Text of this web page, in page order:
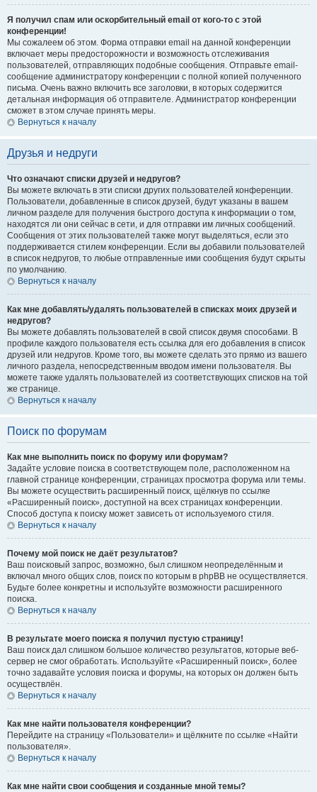
Я получил спам или оскорбительный email от кого-то с этой
конференции!
Мы сожалеем об этом. Форма отправки email на данной конференции
включает меры предосторожности и возможность отслеживания
пользователей, отправляющих подобные сообщения. Отправьте email-
сообщение администратору конференции с полной копией полученного
письма. Очень важно включить все заголовки, в которых содержится
детальная информация об отправителе. Администратор конференции
сможет в этом случае принять меры.
Вернуться к началу
Друзья и недруги
Что означают списки друзей и недругов?
Вы можете включать в эти списки других пользователей конференции.
Пользователи, добавленные в список друзей, будут указаны в вашем
личном разделе для получения быстрого доступа к информации о том,
находятся ли они сейчас в сети, и для отправки им личных сообщений.
Сообщения от этих пользователей также могут выделяться, если это
поддерживается стилем конференции. Если вы добавили пользователей
в список недругов, то любые отправленные ими сообщения будут скрыты
по умолчанию.
Вернуться к началу
Как мне добавлять/удалять пользователей в списках моих друзей и
недругов?
Вы можете добавлять пользователей в свой список двумя способами. В
профиле каждого пользователя есть ссылка для его добавления в список
друзей или недругов. Кроме того, вы можете сделать это прямо из вашего
личного раздела, непосредственным вводом имени пользователя. Вы
можете также удалять пользователей из соответствующих списков на той
же странице.
Вернуться к началу
Поиск по форумам
Как мне выполнить поиск по форуму или форумам?
Задайте условие поиска в соответствующем поле, расположенном на
главной странице конференции, страницах просмотра форума или темы.
Вы можете осуществить расширенный поиск, щёлкнув по ссылке
«Расширенный поиск», доступной на всех страницах конференции.
Способ доступа к поиску может зависеть от используемого стиля.
Вернуться к началу
Почему мой поиск не даёт результатов?
Ваш поисковый запрос, возможно, был слишком неопределённым и
включал много общих слов, поиск по которым в phpBB не осуществляется.
Будьте более конкретны и используйте возможности расширенного
поиска.
Вернуться к началу
В результате моего поиска я получил пустую страницу!
Ваш поиск дал слишком большое количество результатов, которые веб-
сервер не смог обработать. Используйте «Расширенный поиск», более
точно задавайте условия поиска и форумы, на которых он должен быть
осуществлён.
Вернуться к началу
Как мне найти пользователя конференции?
Перейдите на страницу «Пользователи» и щёлкните по ссылке «Найти
пользователя».
Вернуться к началу
Как мне найти свои сообщения и созданные мной темы?